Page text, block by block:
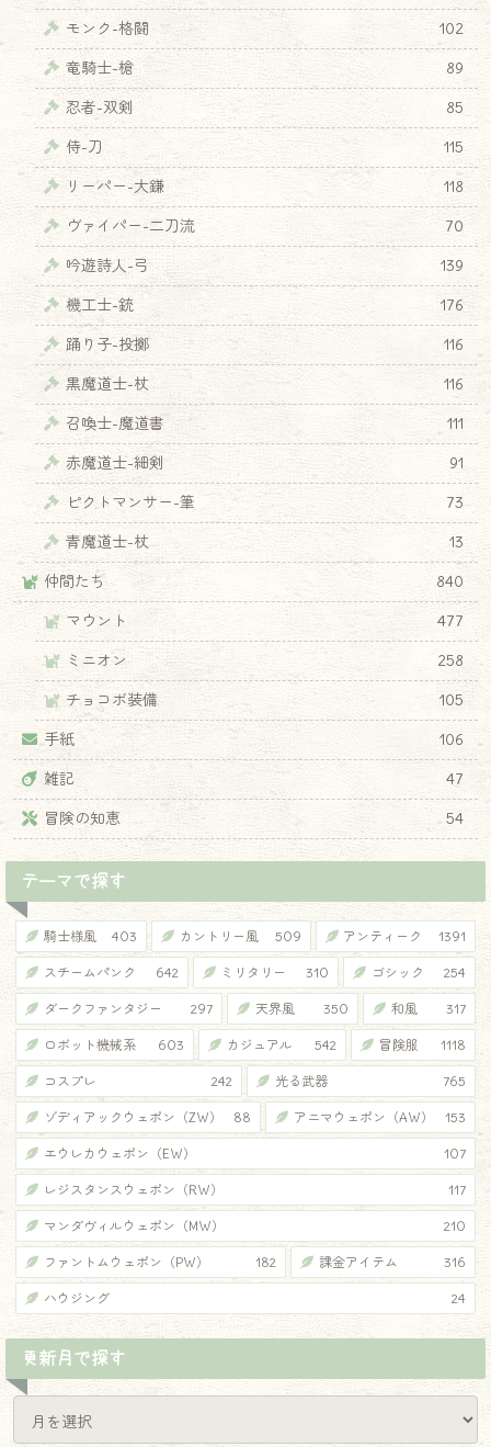
モンク-格闘
102
竜騎士-槍
89
忍者-双剣
85
侍-刀
115
リーパー-大鎌
118
ヴァイパー-二刀流
70
吟遊詩人-弓
139
機工士-銃
176
踊り子-投擲
116
黒魔道士-杖
116
召喚士-魔道書
111
赤魔道士-細剣
91
ピクトマンサー-筆
73
青魔道士-杖
13
仲間たち
840
マウント
477
ミニオン
258
チョコボ装備
105
手紙
106
雑記
47
冒険の知恵
54
テーマで探す
騎士様風 403 カントリー風 509 アンティーク 1391
スチームパンク 642 ミリタリー 310 ゴシック 254
ダークファンタジー 297 天界風 350 和風 317
ロボット機械系 603 カジュアル 542 冒険服 1118
コスプレ 242 光る武器 765
ゾディアックウェポン（ZW） 88 アニマウェポン（AW） 153
エウレカウェポン（EW） 107
レジスタンスウェポン（RW） 117
マンダヴィルウェポン（MW） 210
ファントムウェポン（PW） 182 課金アイテム 316
ハウジング 24
更新月で探す